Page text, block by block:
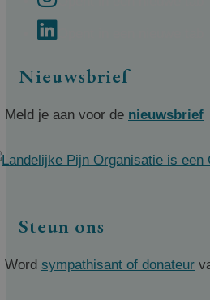
Nieuwsbrief
Meld je aan voor de nieuwsbrief
Steun ons
Word sympathisant of donateur